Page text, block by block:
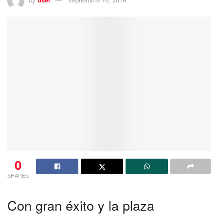
0
SHARES
Con gran éxito y la plaza